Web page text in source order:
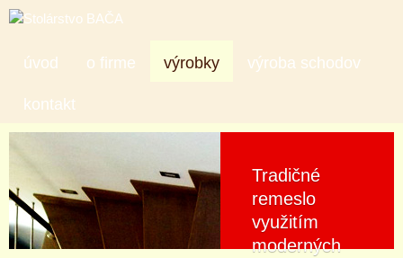
úvod o firme výrobky výroba schodov
kontakt
Tradičné
remeslo
využitím
moderných